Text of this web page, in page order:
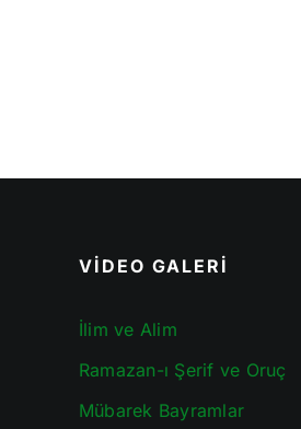
VİDEO GALERİ
İlim ve Alim
Ramazan-ı Şerif ve Oruç
Mübarek Bayramlar